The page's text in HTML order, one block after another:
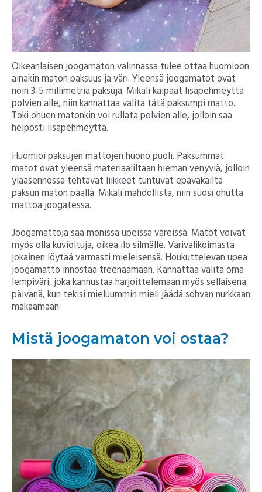
Oikeanlaisen joogamaton valinnassa tulee ottaa huomioon
ainakin maton paksuus ja väri. Yleensä joogamatot ovat
noin 3-5 millimetriä paksuja. Mikäli kaipaat lisäpehmeyttä
polvien alle, niin kannattaa valita tätä paksumpi matto.
Toki ohuen matonkin voi rullata polvien alle, jolloin saa
helposti lisäpehmeyttä.
Huomioi paksujen mattojen huono puoli. Paksummat
matot ovat yleensä materiaaliltaan hieman venyviä, jolloin
yläasennossa tehtävät liikkeet tuntuvat epävakailta
paksun maton päällä. Mikäli mahdollista, niin suosi ohutta
mattoa joogatessa.
Joogamattoja saa monissa upeissa väreissä. Matot voivat
myös olla kuvioituja, oikea ilo silmälle. Värivalikoimasta
jokainen löytää varmasti mieleisensä. Houkuttelevan upea
joogamatto innostaa treenaamaan. Kannattaa valita oma
lempiväri, joka kannustaa harjoittelemaan myös sellaisena
päivänä, kun tekisi mieluummin mieli jäädä sohvan nurkkaan
makaamaan.
Mistä joogamaton voi ostaa?